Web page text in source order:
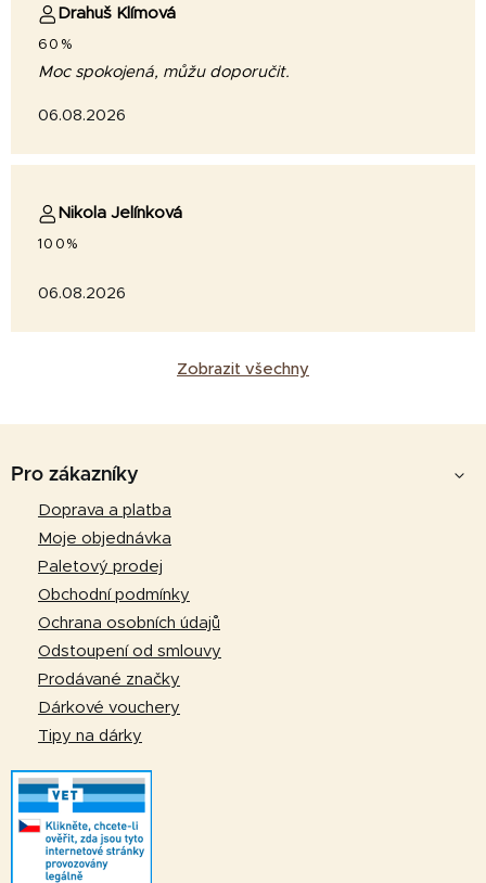
Drahuš Klímová
60%
Moc spokojená, můžu doporučit.
06.08.2026
Nikola Jelínková
100%
06.08.2026
Zobrazit všechny
Pro zákazníky
Doprava a platba
Moje objednávka
Paletový prodej
Obchodní podmínky
Ochrana osobních údajů
Odstoupení od smlouvy
Prodávané značky
Dárkové vouchery
Tipy na dárky